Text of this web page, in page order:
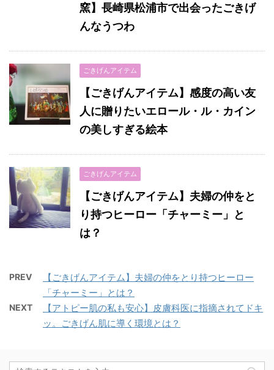
窯】長崎県松浦市で出会ったごきげ
んなうつわ
ごきげんアイテム
【ごきげんアイテム】感度の高い友
人に贈りたいエロール・ル・カイン
の美しすぎる絵本
ごきげんアイテム
【ごきげんアイテム】夫婦の仲をと
り持つヒーロー「チャーミー」と
は？
PREV
【ごきげんアイテム】夫婦の仲をとり持つヒーロー
「チャーミー」とは？
NEXT
【アトピー肌の私も安心】皮膚科医に指摘されてドキ
ッ。ごきげん肌に導く環境とは？